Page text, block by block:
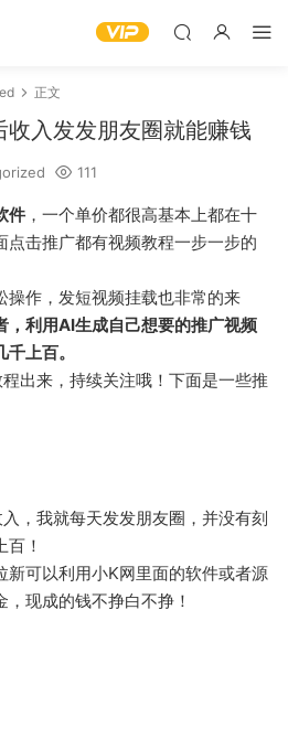
正文
入发发朋友圈就能赚钱
111
件 ，一个单价都很高基本上都在十
点击推广都有视频教程一步一步的
操作，发短视频挂载也非常的来
，利用AI生成自己想要的推广视频
上百。
出来，持续关注哦！下面是一些推
，我就每天发发朋友圈，并没有刻
！
新可以利用小K网里面的软件或者源
现成的钱不挣白不挣！